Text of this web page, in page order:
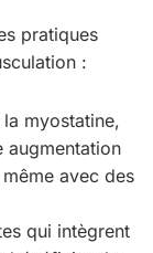
pratiques
:
myostatine,
augmentation
avec des
qui intègrent